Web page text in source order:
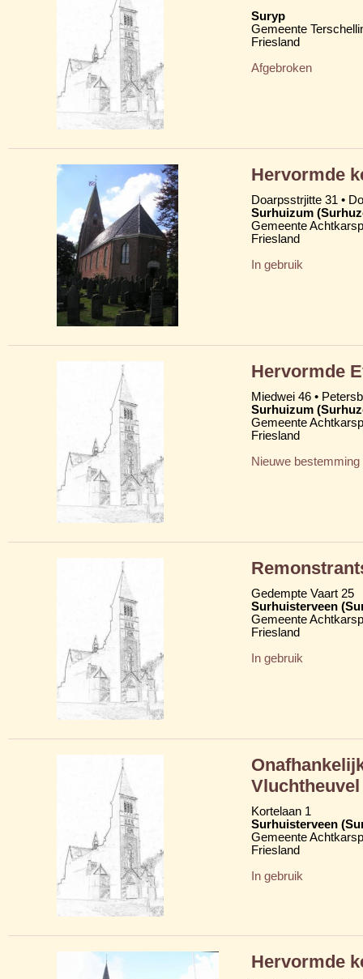
Suryp
Gemeente
Friesland
Afgebroken
Hervormde
Doarpsstrjitte 31 •
Surhuizum
Gemeente
Friesland
In gebruik
Hervormde
Miedwei 46 •
Surhuizum
Gemeente
Friesland
Nieuwe bestemming
Gedempte Vaart 25
Surhuisterveen
Gemeente
Friesland
In gebruik
Vluchtheuvel
Kortelaan 1
Surhuisterveen
Gemeente
Friesland
In gebruik
Hervormde